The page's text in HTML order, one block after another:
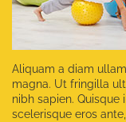
Aliquam a diam
magna. Ut fringilla
nibh sapien.
scelerisque eros